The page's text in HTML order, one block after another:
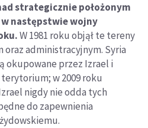
strategicznie położonym
w następstwie wojny
W 1981 roku objął te tereny
administracyjnym. Syria
okupowane przez Izrael i
w 2009 roku
nigdy nie odda tych
do zapewnienia